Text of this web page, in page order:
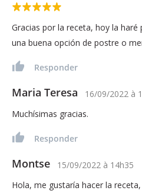
Gracias por la receta, hoy la
una buena opción de postre o
Responder
Maria Teresa 16/09/2022 à
Muchísimas gracias.
Responder
Montse 15/09/2022 à 14h35
Hola, me gustaría hacer la